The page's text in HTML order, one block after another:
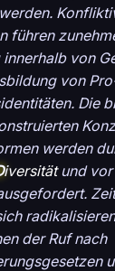
führen
von
von
Die
werden
iversitätund vor
der Ruf nach